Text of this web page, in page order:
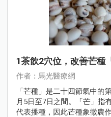
1茶飲2穴位，改善芒種
作者：馬光醫療網
「芒種」是二十四節氣中的
月5日至7日之間。「芒」指
代表播種，因此芒種象徵農